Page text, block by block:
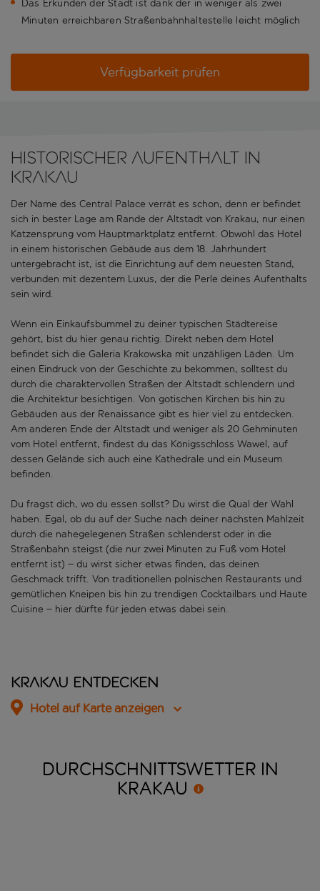
Das Erkunden der Stadt ist dank der in weniger als zwei
Minuten erreichbaren Straßenbahnhaltestelle leicht möglich
Verfügbarkeit prüfen
Historischer Aufenthalt in
Krakau
Der Name des Central Palace verrät es schon, denn er befindet
sich in bester Lage am Rande der Altstadt von Krakau, nur einen
Katzensprung vom Hauptmarktplatz entfernt. Obwohl das Hotel
in einem historischen Gebäude aus dem 18. Jahrhundert
untergebracht ist, ist die Einrichtung auf dem neuesten Stand,
verbunden mit dezentem Luxus, der die Perle deines Aufenthalts
sein wird.
Wenn ein Einkaufsbummel zu deiner typischen Städtereise
gehört, bist du hier genau richtig. Direkt neben dem Hotel
befindet sich die Galeria Krakowska mit unzähligen Läden. Um
einen Eindruck von der Geschichte zu bekommen, solltest du
durch die charaktervollen Straßen der Altstadt schlendern und
die Architektur besichtigen. Von gotischen Kirchen bis hin zu
Gebäuden aus der Renaissance gibt es hier viel zu entdecken.
Am anderen Ende der Altstadt und weniger als 20 Gehminuten
vom Hotel entfernt, findest du das Königsschloss Wawel, auf
dessen Gelände sich auch eine Kathedrale und ein Museum
befinden.
Du fragst dich, wo du essen sollst? Du wirst die Qual der Wahl
haben. Egal, ob du auf der Suche nach deiner nächsten Mahlzeit
durch die nahegelegenen Straßen schlenderst oder in die
Straßenbahn steigst (die nur zwei Minuten zu Fuß vom Hotel
entfernt ist) – du wirst sicher etwas finden, das deinen
Geschmack trifft. Von traditionellen polnischen Restaurants und
gemütlichen Kneipen bis hin zu trendigen Cocktailbars und Haute
Cuisine – hier dürfte für jeden etwas dabei sein.
Krakau entdecken
Hotel auf Karte anzeigen
DURCHSCHNITTSWETTER IN
KRAKAU